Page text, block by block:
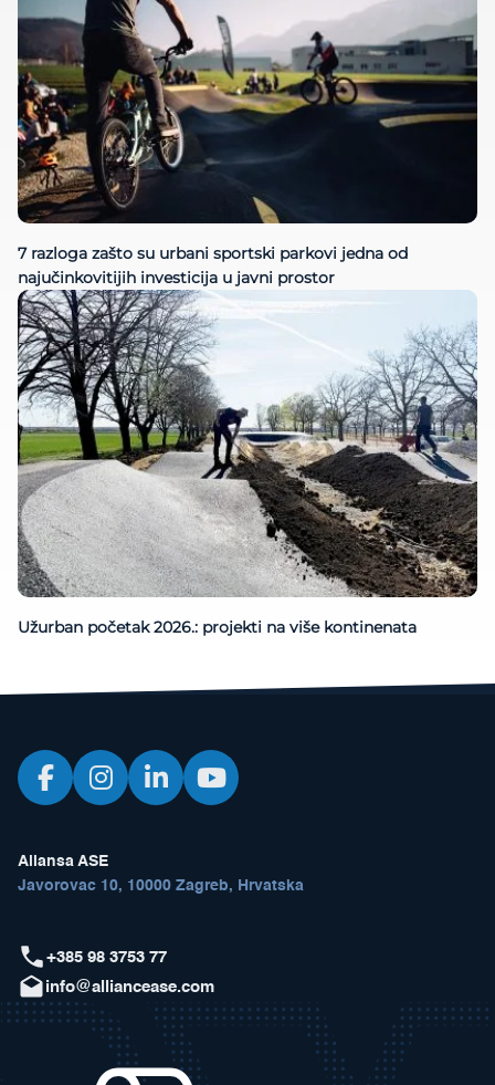
7 razloga zašto su urbani sportski parkovi jedna od
najučinkovitijih investicija u javni prostor
Užurban početak 2026.: projekti na više kontinenata
Aliansa ASE
Javorovac 10, 10000 Zagreb, Hrvatska
+385 98 3753 77
info@alliancease.com